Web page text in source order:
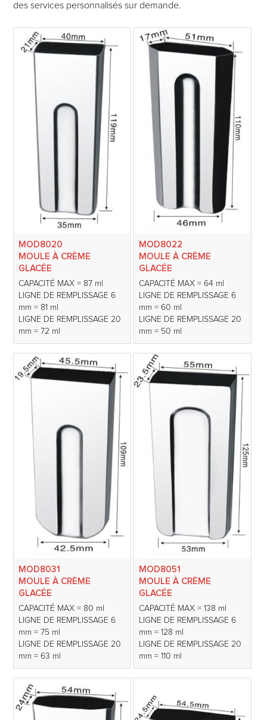
des services personnalisés sur demande.
MOD8020
MOULE À CRÈME
GLACÉE
CAPACITÉ MAX = 87 ml
LIGNE DE REMPLISSAGE 6
mm = 81 ml
LIGNE DE REMPLISSAGE 20
mm = 72 ml
MOD8022
MOULE À CRÈME
GLACÉE
CAPACITÉ MAX = 64 ml
LIGNE DE REMPLISSAGE 6
mm = 60 ml
LIGNE DE REMPLISSAGE 20
mm = 50 ml
MOD8031
MOULE À CRÈME
GLACÉE
CAPACITÉ MAX = 80 ml
LIGNE DE REMPLISSAGE 6
mm = 75 ml
LIGNE DE REMPLISSAGE 20
mm = 63 ml
MOD8051
MOULE À CRÈME
GLACÉE
CAPACITÉ MAX = 138 ml
LIGNE DE REMPLISSAGE 6
mm = 128 ml
LIGNE DE REMPLISSAGE 20
mm = 110 ml